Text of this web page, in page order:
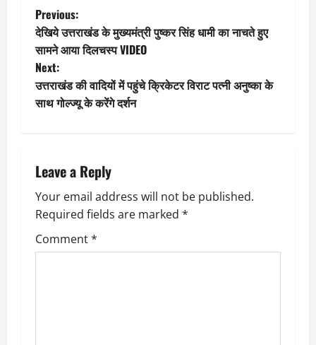
P
o
s
t
a
v
i
g
Previous:
देखिये उत्तराखंड के मुख्यमंत्री पुष्कर सिंह धामी का नाचते हुए
सामने आया दिलचस्प VIDEO
Next:
उत्तराखंड की वादियों में पहुंचे क्रिकेटर विराट पत्नी अनुष्का के
साथ गोल्ज्यू के करेंगे दर्शन
Leave a Reply
Your email address will not be published.
Required fields are marked *
Comment*